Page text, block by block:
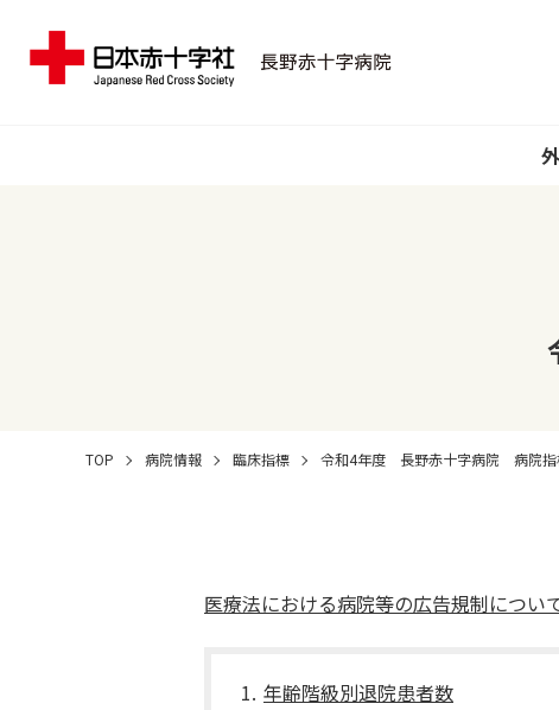
TOP 病院情報 臨床指標 令和4年度 長野赤十字病院 病院指
医療法における病院等の広告規制につい
年齢階級別退院患者数